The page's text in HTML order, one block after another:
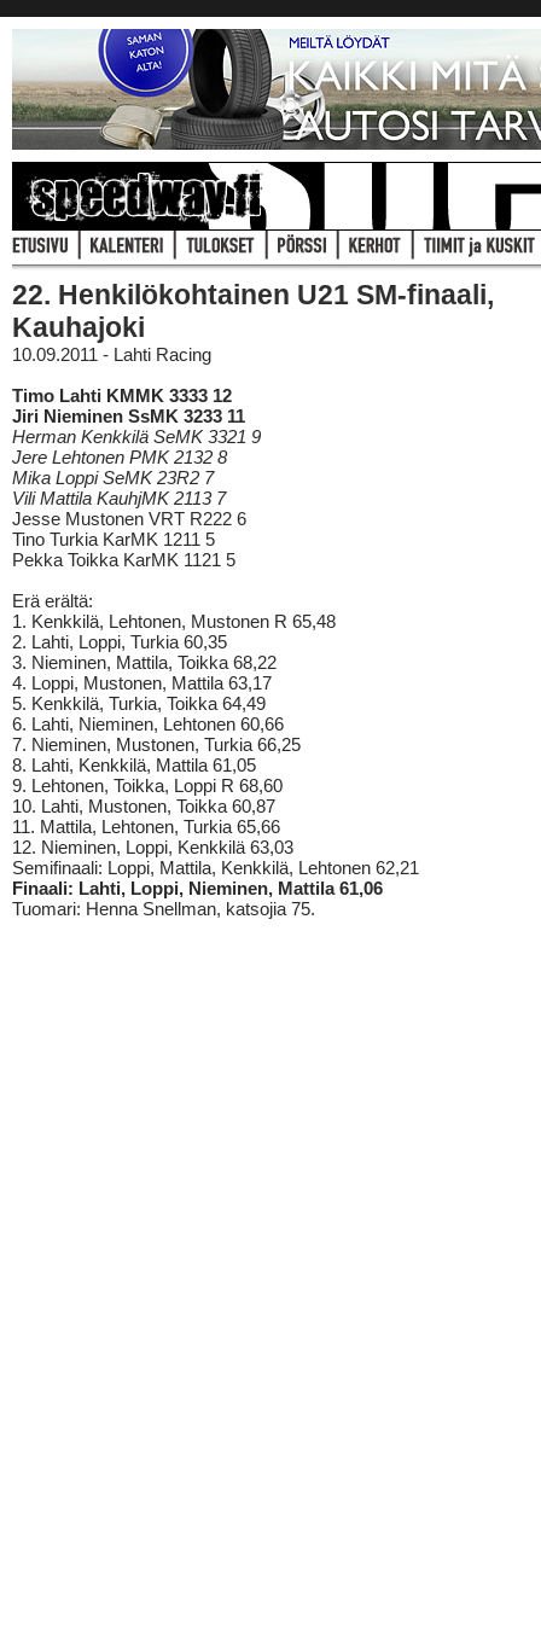
22. Henkilökohtainen U21 SM-finaali,
Kauhajoki
10.09.2011 - Lahti Racing
Timo Lahti KMMK 3333 12
Jiri Nieminen SsMK 3233 11
Herman Kenkkilä SeMK 3321 9
Jere Lehtonen PMK 2132 8
Mika Loppi SeMK 23R2 7
Vili Mattila KauhjMK 2113 7
Jesse Mustonen VRT R222 6
Tino Turkia KarMK 1211 5
Pekka Toikka KarMK 1121 5
Erä erältä:
1. Kenkkilä, Lehtonen, Mustonen R 65,48
2. Lahti, Loppi, Turkia 60,35
3. Nieminen, Mattila, Toikka 68,22
4. Loppi, Mustonen, Mattila 63,17
5. Kenkkilä, Turkia, Toikka 64,49
6. Lahti, Nieminen, Lehtonen 60,66
7. Nieminen, Mustonen, Turkia 66,25
8. Lahti, Kenkkilä, Mattila 61,05
9. Lehtonen, Toikka, Loppi R 68,60
10. Lahti, Mustonen, Toikka 60,87
11. Mattila, Lehtonen, Turkia 65,66
12. Nieminen, Loppi, Kenkkilä 63,03
Semifinaali: Loppi, Mattila, Kenkkilä, Lehtonen 62,21
Finaali: Lahti, Loppi, Nieminen, Mattila 61,06
Tuomari: Henna Snellman, katsojia 75.